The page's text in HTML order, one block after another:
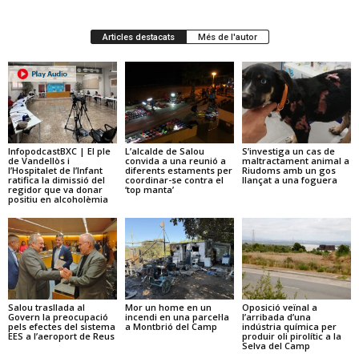
Articles destacats Més de l'autor
InfopodcastBXC | El ple
de Vandellòs i
l’Hospitalet de l’Infant
ratifica la dimissió del
regidor que va donar
positiu en alcoholèmia
L’alcalde de Salou
convida a una reunió a
diferents estaments per
coordinar-se contra el
‘top manta’
S’investiga un cas de
maltractament animal a
Riudoms amb un gos
llançat a una foguera
Salou trasllada al
Govern la preocupació
pels efectes del sistema
EES a l’aeroport de Reus
Mor un home en un
incendi en una parcel·la
a Montbrió del Camp
Oposició veïnal a
l’arribada d’una
indústria química per
produir oli pirolític a la
Selva del Camp